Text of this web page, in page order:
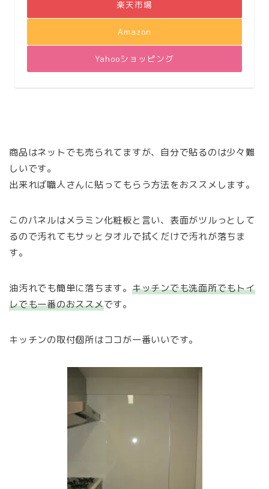
楽天市場
Amazon
Yahooショッピング
商品はネットでも売られてますが、自分で貼るのは少々難
しいです。
出来れば職人さんに貼ってもらう方法をおススメします。
このパネルはメラミン化粧板と言い、表面がツルっとして
るので汚れてもサッとタオルで拭くだけで汚れが落ちま
す。
油汚れでも簡単に落ちます。 キッチンでも洗面所でもトイ
レでも一番のおススメです。
キッチンの取付個所はココが一番いいです。